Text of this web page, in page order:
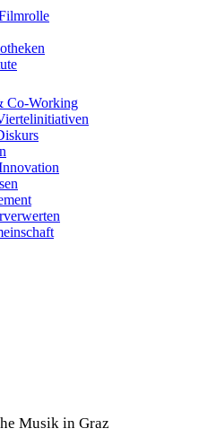
Co-Working
Musik in Graz